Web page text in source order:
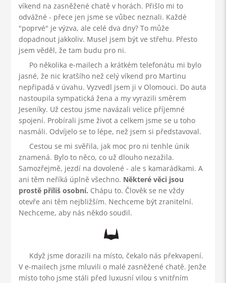
víkend na zasněžené chatě v horách. Přišlo mi to
odvážné - přece jen jsme se vůbec neznali. Každé
"poprvé" je výzva, ale celé dva dny? To může
dopadnout jakkoliv. Musel jsem být ve střehu. Přesto
jsem věděl, že tam budu pro ni.
Po několika e-mailech a krátkém telefonátu mi bylo
jasné, že nic kratšího než celý víkend pro Martinu
nepřipadá v úvahu. Vyzvedl jsem ji v Olomouci. Do auta
nastoupila sympatická žena a my vyrazili směrem
Jeseníky. Už cestou jsme navázali velice příjemné
spojení. Probírali jsme život a celkem jsme se u toho
nasmáli. Odvíjelo se to lépe, než jsem si představoval.
Cestou se mi svěřila, jak moc pro ni tenhle únik
znamená. Bylo to něco, co už dlouho nezažila.
Samozřejmě, jezdí na dovolené - ale s kamarádkami. A
ani těm neříká úplně všechno. Některé věci jsou
prostě příliš osobní. Chápu to. Člověk se ne vždy
otevře ani těm nejbližším. Nechceme být zranitelní.
Nechceme, aby nás někdo soudil.
Když jsme dorazili na místo, čekalo nás překvapení.
V e-mailech jsme mluvili o malé zasněžené chatě. Jenže
místo toho jsme stáli před luxusní vilou s vnitřním